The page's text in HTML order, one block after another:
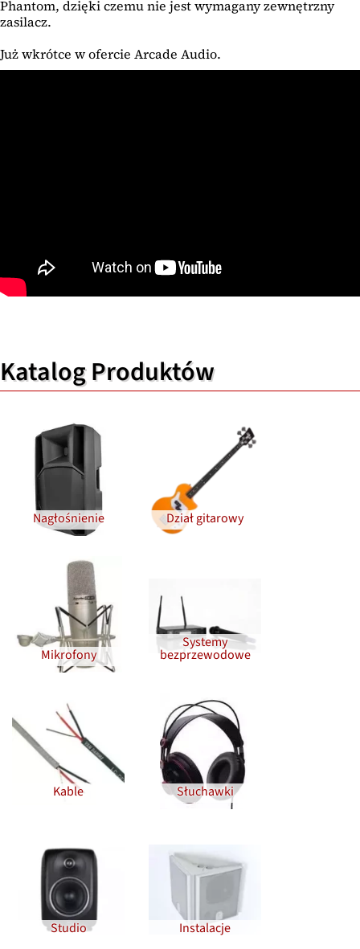
Phantom, dzięki czemu nie jest wymagany zewnętrzny
zasilacz.
Już wkrótce w ofercie Arcade Audio.
Katalog Produktów
Nagłośnienie Dział gitarowy
Mikrofony
Systemy
bezprzewodowe
Kable Słuchawki
Studio Instalacje